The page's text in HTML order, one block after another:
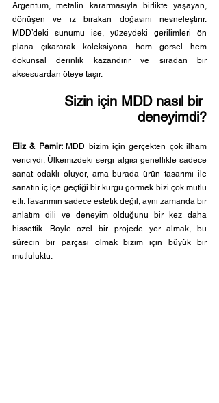
Argentum, metalin kararmasıyla birlikte yaşayan,
dönüşen ve iz bırakan doğasını nesneleştirir.
MDD’deki sunumu ise, yüzeydeki gerilimleri ön
plana çıkararak koleksiyona hem görsel hem
dokunsal derinlik kazandırır ve sıradan bir
aksesuardan öteye taşır.
Sizin için MDD nasıl bir
deneyimdi?
Eliz & Pamir: MDD bizim için gerçekten çok ilham
vericiydi. Ülkemizdeki sergi algısı genellikle sadece
sanat odaklı oluyor, ama burada ürün tasarımı ile
sanatın iç içe geçtiği bir kurgu görmek bizi çok mutlu
etti. Tasarımın sadece estetik değil, aynı zamanda bir
anlatım dili ve deneyim olduğunu bir kez daha
hissettik. Böyle özel bir projede yer almak, bu
sürecin bir parçası olmak bizim için büyük bir
mutluluktu.